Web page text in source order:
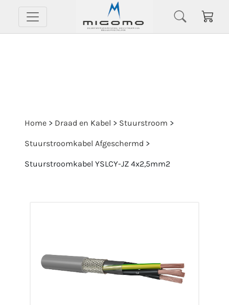
Home > Draad en Kabel > Stuurstroom >
Stuurstroomkabel Afgeschermd >
Stuurstroomkabel YSLCY-JZ 4x2,5mm2